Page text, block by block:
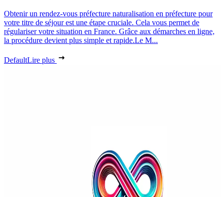
Obtenir un rendez-vous préfecture naturalisation en préfecture pour
votre titre de séjour est une étape cruciale. Cela vous permet de
régulariser votre situation en France. Grâce aux démarches en ligne,
la procédure devient plus simple et rapide.Le M...
DefaultLire plus